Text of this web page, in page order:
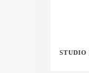
STUDIO